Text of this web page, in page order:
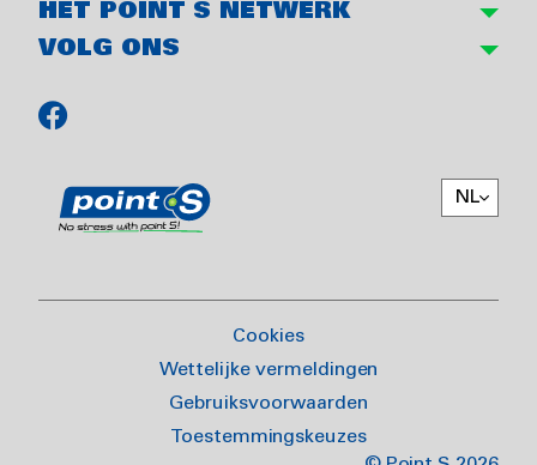
HET POINT S NETWERK
VOLG ONS
NL
Cookies
Wettelijke vermeldingen
Gebruiksvoorwaarden
Toestemmingskeuzes